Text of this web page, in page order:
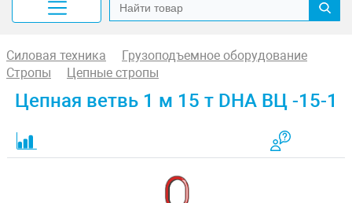
Силовая техника
Грузоподъемное оборудование
Стропы
Цепные стропы
Цепная ветвь 1 м 15 т DHA ВЦ -15-1